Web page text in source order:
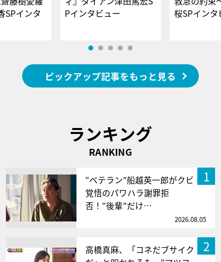
SPインタ
Pインタビュー
桜SPイ
ピックアップ記事をもっと見る
ランキング
RANKING
1
“ベテラン”船越英一郎がクビ
覚悟のパワハラ謝罪拒
否！“後輩”だけ…
2026.08.05
2
高橋真麻、「コネだブサイク